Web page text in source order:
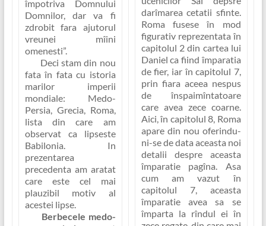
împotriva Domnului
Domnilor, dar va fi
zdrobit fara ajutorul
vreunei mîini
omenesti”.
Deci stam din nou
fata în fata cu istoria
marilor imperii
mondiale: Medo-
Persia, Grecia, Roma,
lista din care am
observat ca lipseste
Babilonia. In
prezentarea
precedenta am aratat
care este cel mai
plauzibil motiv al
acestei lipse.
Berbecele medo-
darîmarea cetatii sfinte.
Roma fusese în mod
figurativ reprezentata în
capitolul 2 din cartea lui
Daniel ca fiind împaratia
de fier, iar în capitolul 7,
prin fiara aceea nespus
de înspaimîntatoare
care avea zece coarne.
Aici, în capitolul 8, Roma
apare din nou oferindu-
ni-se de data aceasta noi
detalii despre aceasta
împaratie pagîna. Asa
cum am vazut în
capitolul 7, aceasta
împaratie avea sa se
împarta la rîndul ei în